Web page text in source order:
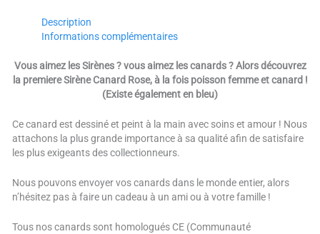
Description
Informations complémentaires
Vous aimez les Sirènes ? vous aimez les canards ? Alors découvrez
la premiere Sirène Canard Rose, à la fois poisson femme et canard !
(Existe également en bleu)
Ce canard est dessiné et peint à la main avec soins et amour ! Nous
attachons la plus grande importance à sa qualité afin de satisfaire
les plus exigeants des collectionneurs.
Nous pouvons envoyer vos canards dans le monde entier, alors
n’hésitez pas à faire un cadeau à un ami ou à votre famille !
Tous nos canards sont homologués CE (Communauté